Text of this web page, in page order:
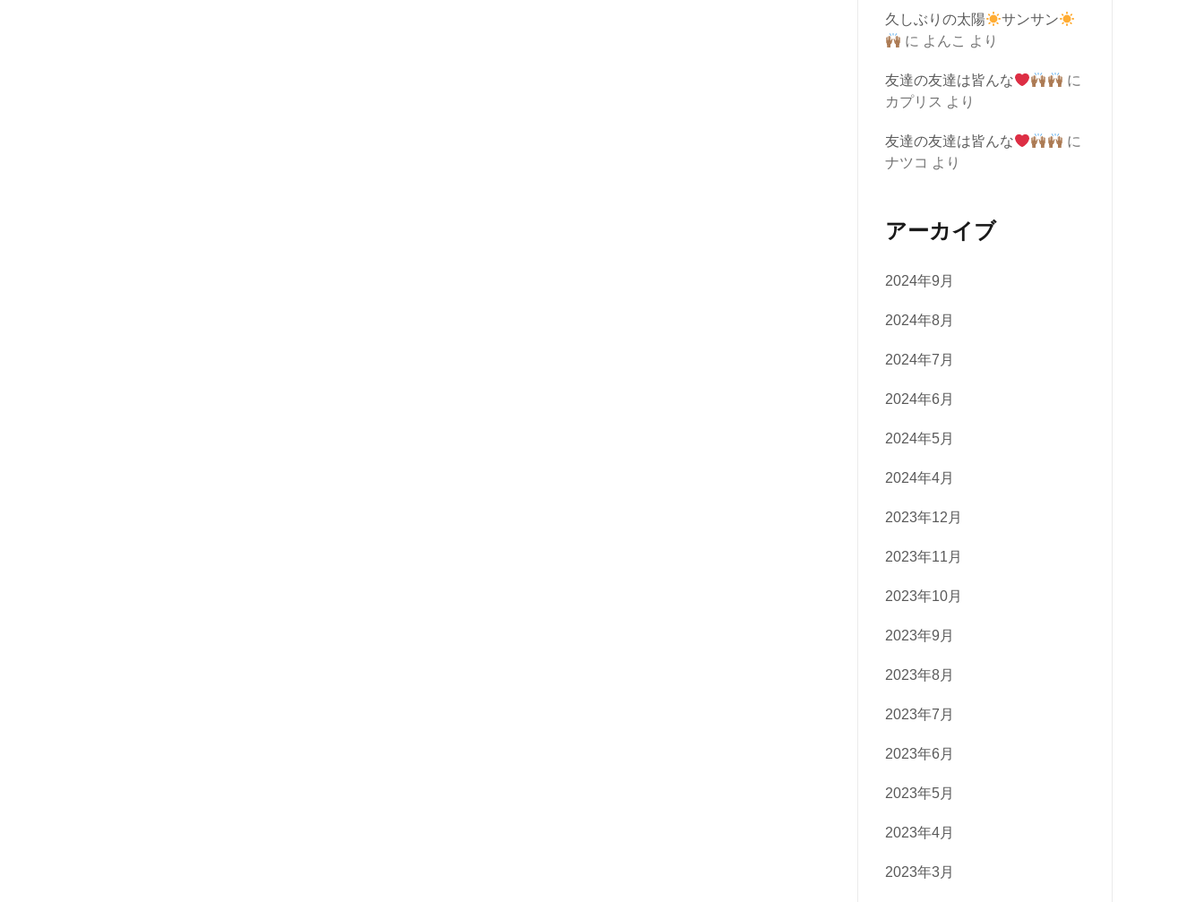
久しぶりの太陽
サンサン
に よんこ より
友達の友達は皆んな
に
カプリス より
友達の友達は皆んな
に
ナツコ より
アーカイブ
2024年9月
2024年8月
2024年7月
2024年6月
2024年5月
2024年4月
2023年12月
2023年11月
2023年10月
2023年9月
2023年8月
2023年7月
2023年6月
2023年5月
2023年4月
2023年3月